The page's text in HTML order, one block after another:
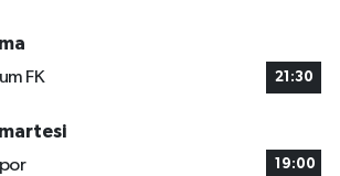
FK
21:30
19:00